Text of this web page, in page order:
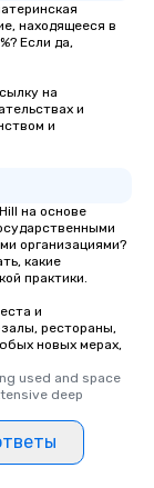
находящееся в
Если да,
на
и
и
на основе
организациями?
какие
практики.
и
рестораны,
новых мерах,
used and space
deep